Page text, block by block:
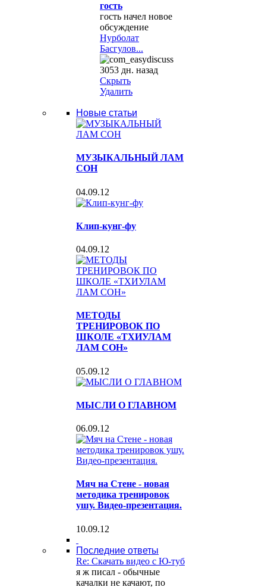
гость
гость начел новое
обсуждение
Нурболат
Басгулов...
3053 дн. назад
Скрыть
Удалить
Новые статьи
МУЗЫКАЛЬНЫЙ ЛАМ
СОН
04.09.12
Клип-кунг-фу
04.09.12
МЕТОДЫ
ТРЕНИРОВОК ПО
ШКОЛЕ «ТХИУЛАМ
ЛАМ СОН»
05.09.12
МЫСЛИ О ГЛАВНОМ
06.09.12
Мяч на Стене - новая
методика тренировок
ушу. Видео-презентация.
10.09.12
Последние ответы
Re: Скачать видео с Ю-туб
я ж писал - обычные
качалки не качают, по